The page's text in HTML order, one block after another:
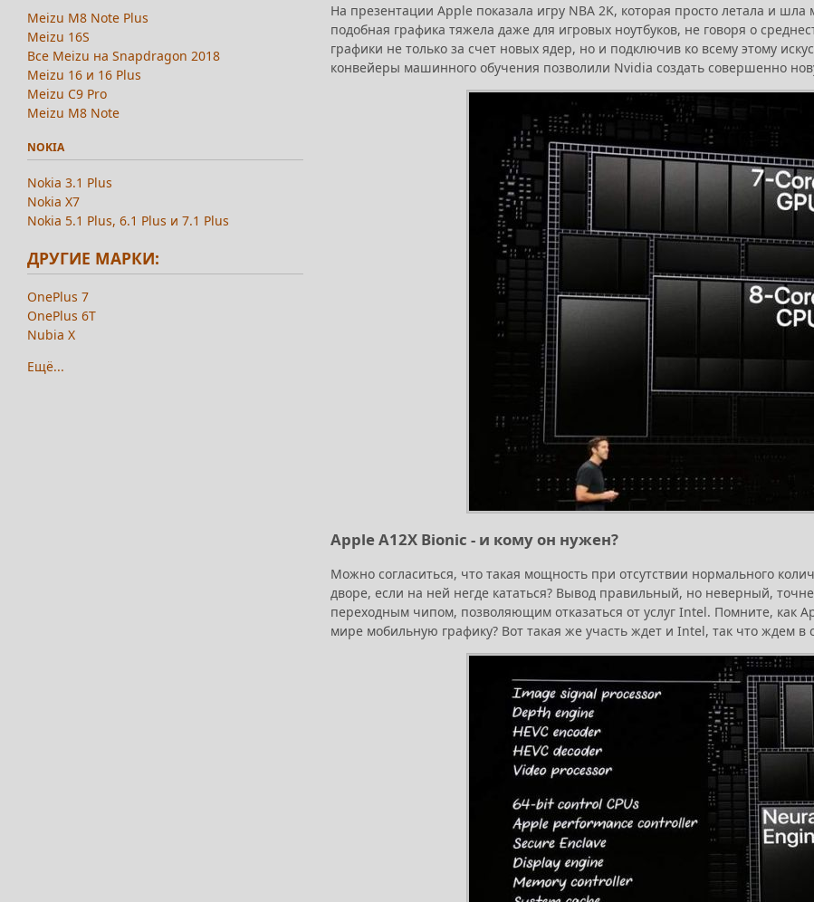
На презентации Apple показала игру NBA 2K, которая просто летала и
подобная графика тяжела даже для игровых ноутбуков, не говоря о
графики не только за счет новых ядер, но и подключив ко всему этому
конвейеры машинного обучения позволили Nvidia создать совершенно
Apple A12X Bionic - и кому он нужен?
Можно согласиться, что такая мощность при отсутствии нормального
дворе, если на ней негде кататься? Вывод правильный, но неверный,
переходным чипом, позволяющим отказаться от услуг Intel. Помните, как
мире мобильную графику? Вот такая же участь ждет и Intel, так что ждем
Meizu M8 Note Plus
Meizu 16S
Все Meizu на Snapdragon 2018
Meizu 16 и 16 Plus
Meizu C9 Pro
Meizu M8 Note
NOKIA
Nokia 3.1 Plus
Nokia X7
Nokia 5.1 Plus, 6.1 Plus и 7.1 Plus
ДРУГИЕ МАРКИ:
OnePlus 7
OnePlus 6T
Nubia X
Ещё...